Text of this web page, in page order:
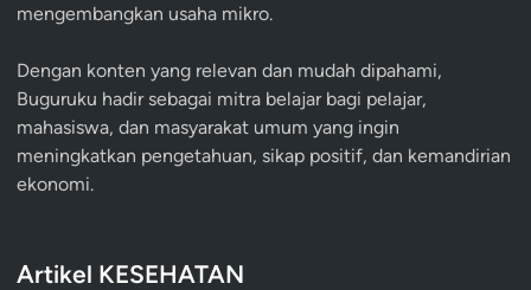
mengembangkan usaha mikro.
Dengan konten yang relevan dan mudah dipahami,
Buguruku hadir sebagai mitra belajar bagi pelajar,
mahasiswa, dan masyarakat umum yang ingin
meningkatkan pengetahuan, sikap positif, dan kemandirian
ekonomi.
Artikel KESEHATAN